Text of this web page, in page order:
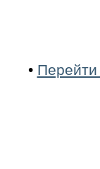
• Перейти